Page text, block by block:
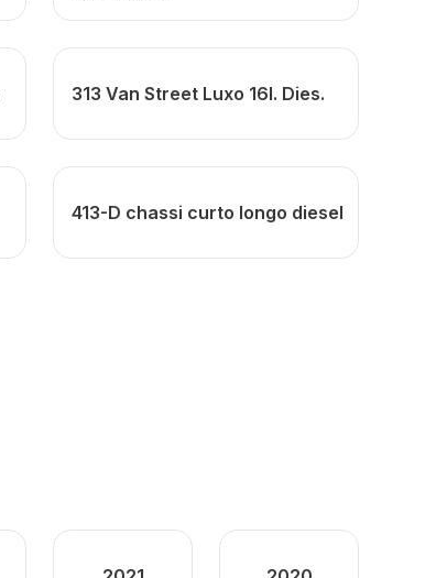
313 Van Street Luxo 16l. Dies.
413-D chassi curto longo diesel